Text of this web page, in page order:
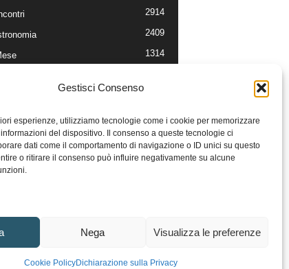
Gestisci Consenso
esperienze, utilizziamo tecnologie come i cookie per memorizzare
del dispositivo. Il consenso a queste tecnologie ci
dati come il comportamento di navigazione o ID unici su questo
o ritirare il consenso può influire negativamente su alcune
Nega Visualizza le preferenze
Cookie PolicyDichiarazione sulla Privacy
2914
2409
1314
On-Line
Redazione